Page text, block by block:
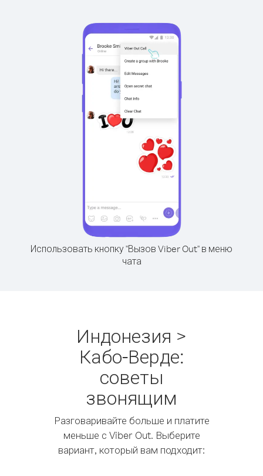
Использовать кнопку "Вызов Viber Out" в меню
чата
Индонезия >
Кабо-Верде:
советы
звонящим
Разговаривайте больше и платите
меньше с Viber Out. Выберите
вариант, который вам подходит: